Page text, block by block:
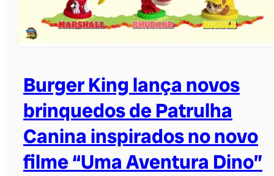
Burger King lança novos
brinquedos de Patrulha
Canina inspirados no novo
filme “Uma Aventura Dino”